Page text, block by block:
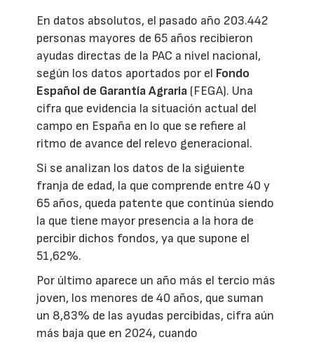
En datos absolutos, el pasado año 203.442
personas mayores de 65 años recibieron
ayudas directas de la PAC a nivel nacional,
según los datos aportados por el Fondo
Español de Garantía Agraria (FEGA). Una
cifra que evidencia la situación actual del
campo en España en lo que se refiere al
ritmo de avance del relevo generacional.
Si se analizan los datos de la siguiente
franja de edad, la que comprende entre 40 y
65 años, queda patente que continúa siendo
la que tiene mayor presencia a la hora de
percibir dichos fondos, ya que supone el
51,62%.
Por último aparece un año más el tercio más
joven, los menores de 40 años, que suman
un 8,83% de las ayudas percibidas, cifra aún
más baja que en 2024, cuando